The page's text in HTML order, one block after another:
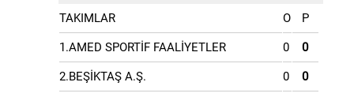
TAKIMLAR O P
1.AMED SPORTİF FAALİYETLER 0 0
2.BEŞİKTAŞ A.Ş. 0 0